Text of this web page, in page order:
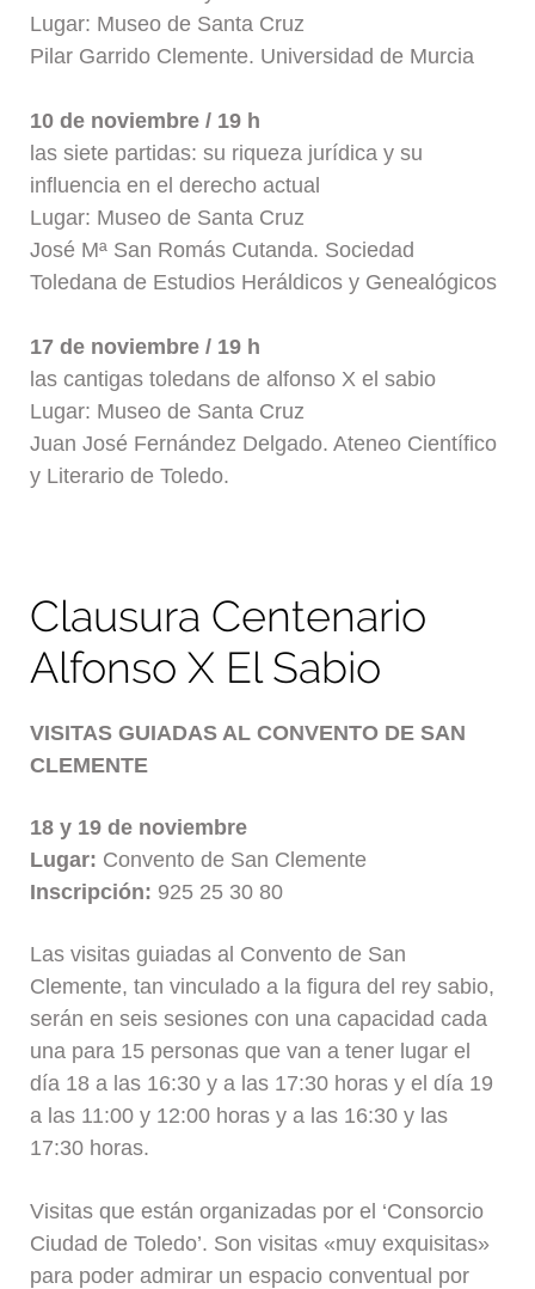
Lugar: Museo de Santa Cruz
Pilar Garrido Clemente. Universidad de Murcia
10 de noviembre / 19 h
las siete partidas: su riqueza jurídica y su
influencia en el derecho actual
Lugar: Museo de Santa Cruz
José Mª San Romás Cutanda. Sociedad
Toledana de Estudios Heráldicos y Genealógicos
17 de noviembre / 19 h
las cantigas toledans de alfonso X el sabio
Lugar: Museo de Santa Cruz
Juan José Fernández Delgado. Ateneo Científico
y Literario de Toledo.
Clausura Centenario
Alfonso X El Sabio
VISITAS GUIADAS AL CONVENTO DE SAN
CLEMENTE
18 y 19 de noviembre
Lugar: Convento de San Clemente
Inscripción: 925 25 30 80
Las visitas guiadas al Convento de San
Clemente, tan vinculado a la figura del rey sabio,
serán en seis sesiones con una capacidad cada
una para 15 personas que van a tener lugar el
día 18 a las 16:30 y a las 17:30 horas y el día 19
a las 11:00 y 12:00 horas y a las 16:30 y las
17:30 horas.
Visitas que están organizadas por el ‘Consorcio
Ciudad de Toledo’. Son visitas «muy exquisitas»
para poder admirar un espacio conventual por